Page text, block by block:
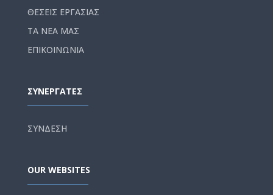
ΘΕΣΕΙΣ ΕΡΓΑΣΙΑΣ
ΤΑ ΝΕΑ ΜΑΣ
ΕΠΙΚΟΙΝΩΝΙΑ
ΣΥΝΕΡΓΑΤΕΣ
ΣΥΝΔΕΣΗ
OUR WEBSITES